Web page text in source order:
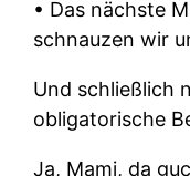
• Das nächste
schnauzen wir
Und schließlich
obligatorische
Ja, Mami, da